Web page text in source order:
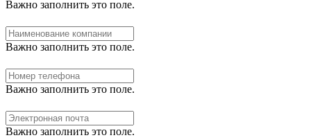
Важно заполнить это поле.
Важно заполнить это поле.
Важно заполнить это поле.
Важно заполнить это поле.